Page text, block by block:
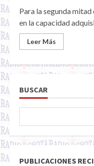
Para la segunda
en la capacidad
Leer Más
BUSCAR
PUBLICACIONES